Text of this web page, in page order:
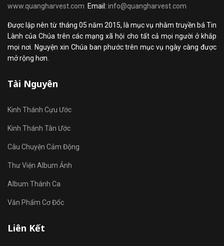
www.quangharvest.com Email: info@quangharvest.com
Được lập nên từ tháng 05 năm 2015, là mục vụ nhằm truyền bá Tin
Lành của Chúa trên các mạng xã hội cho tất cả mọi người ở khắp
mọi nơi. Nguyện xin Chúa ban phước trên mục vụ ngày càng được
mở rộng hơn.
Tài Nguyên
Kinh Thánh Cựu Ước
Kinh Thánh Tân Ước
Câu Chuyện Cảm Động
Thư Viện Album Ảnh
Album Thánh Ca
Văn Phẩm Cơ Đốc
Liên Kết